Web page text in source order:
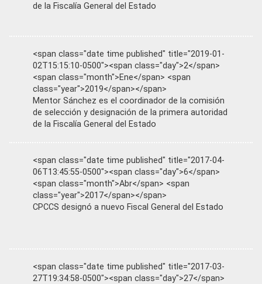
de la Fiscalía General del Estado
<span class="date time published" title="2019-01-
02T15:15:10-0500"><span class="day">2</span>
<span class="month">Ene</span> <span
class="year">2019</span></span>
Mentor Sánchez es el coordinador de la comisión
de selección y designación de la primera autoridad
de la Fiscalía General del Estado
<span class="date time published" title="2017-04-
06T13:45:55-0500"><span class="day">6</span>
<span class="month">Abr</span> <span
class="year">2017</span></span>
CPCCS designó a nuevo Fiscal General del Estado
<span class="date time published" title="2017-03-
27T19:34:58-0500"><span class="day">27</span>